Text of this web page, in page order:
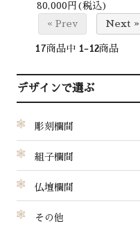
80,000円(税込)
« Prev
Next »
17商品中 1-12商品
デザインで選ぶ
彫刻欄間
組子欄間
仏壇欄間
その他